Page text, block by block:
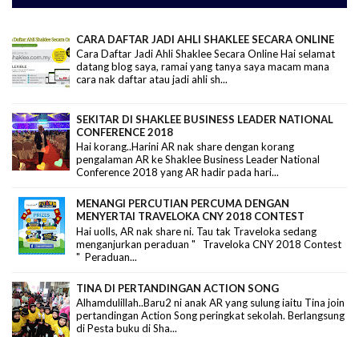
CARA DAFTAR JADI AHLI SHAKLEE SECARA ONLINE
Cara Daftar Jadi Ahli Shaklee Secara Online Hai selamat
datang blog saya, ramai yang tanya saya macam mana
cara nak daftar atau jadi ahli sh...
SEKITAR DI SHAKLEE BUSINESS LEADER NATIONAL
CONFERENCE 2018
Hai korang..Harini AR nak share dengan korang
pengalaman AR ke Shaklee Business Leader National
Conference 2018 yang AR hadir pada hari...
MENANGI PERCUTIAN PERCUMA DENGAN
MENYERTAI TRAVELOKA CNY 2018 CONTEST
Hai uolls, AR nak share ni. Tau tak Traveloka sedang
menganjurkan peraduan " Traveloka CNY 2018 Contest
" Peraduan...
TINA DI PERTANDINGAN ACTION SONG
Alhamdulillah..Baru2 ni anak AR yang sulung iaitu Tina join
pertandingan Action Song peringkat sekolah. Berlangsung
di Pesta buku di Sha...